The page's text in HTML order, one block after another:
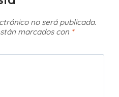
no será publicada.
marcados con *